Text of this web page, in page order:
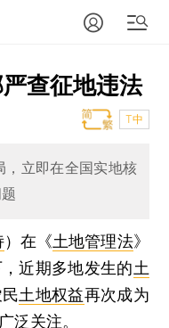
查征地违法
T中
，立即在全国实地核
） 在《土地管理法》
近期多地发生的土
土地权益再次成为
泛关注。